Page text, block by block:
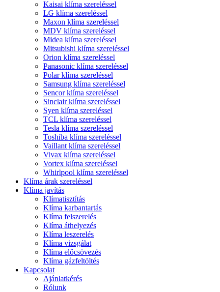
Kaisai klíma szereléssel
LG klíma szereléssel
Maxon klíma szereléssel
MDV klíma szereléssel
Midea klíma szereléssel
Mitsubishi klíma szereléssel
Orion klíma szereléssel
Panasonic klíma szereléssel
Polar klíma szereléssel
Samsung klíma szereléssel
Sencor klíma szereléssel
Sinclair klíma szereléssel
Syen klíma szereléssel
TCL klíma szereléssel
Tesla klíma szereléssel
Toshiba klíma szereléssel
Vaillant klíma szereléssel
Vivax klíma szereléssel
Vortex klíma szereléssel
Whirlpool klíma szereléssel
Klíma árak szereléssel
Klíma javítás
Klímatisztítás
Klíma karbantartás
Klíma felszerelés
Klíma áthelyezés
Klíma leszerelés
Klíma vizsgálat
Klíma előcsövezés
Klíma gázfeltöltés
Kapcsolat
Ajánlatkérés
Rólunk